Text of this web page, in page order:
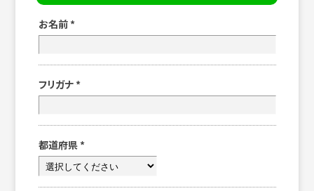
お名前 *
フリガナ *
都道府県 *